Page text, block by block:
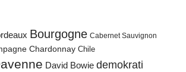
Bourgogne Cabernet Sauvignon
Chardonnay Chile
David Bowie demokrati